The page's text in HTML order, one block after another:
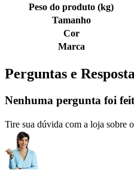
Peso do produto (kg)
Tamanho
Cor
Marca
Perguntas e
Nenhuma pergunta foi
Tire sua dúvida com a loja sobre